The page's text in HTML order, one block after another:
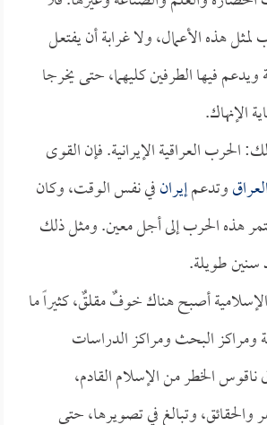
هذه الأعمال، ولا غرابة أن يفتعل
فيها الطرفين كليهما، حتى يخرجا
الإنهاك.
الحرب العراقية الإيرانية. فإن القوى
العراقوتدعمإيرانفي نفس الوقت، وكان
هذه الحرب إلى أجل معين. ومثل ذلك
سنين طويلة.
أصبح هناك خوفٌ مقلقٌ، كثيراً ما
ومراكز البحث ومراكز الدراسات
ناقوس الخطر من الإسلام القادم،
وتبالغ في تصويرها، حتى